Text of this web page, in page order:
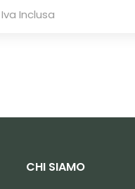
Iva Inclusa
CHI SIAMO